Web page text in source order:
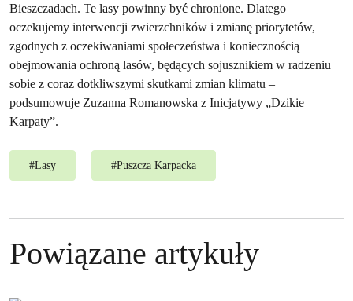
Bieszczadach. Te lasy powinny być chronione. Dlatego
oczekujemy interwencji zwierzchników i zmianę priorytetów,
zgodnych z oczekiwaniami społeczeństwa i koniecznością
obejmowania ochroną lasów, będących sojusznikiem w radzeniu
sobie z coraz dotkliwszymi skutkami zmian klimatu –
podsumowuje Zuzanna Romanowska z Inicjatywy „Dzikie
Karpaty”.
#Lasy #Puszcza Karpacka
Powiązane artykuły